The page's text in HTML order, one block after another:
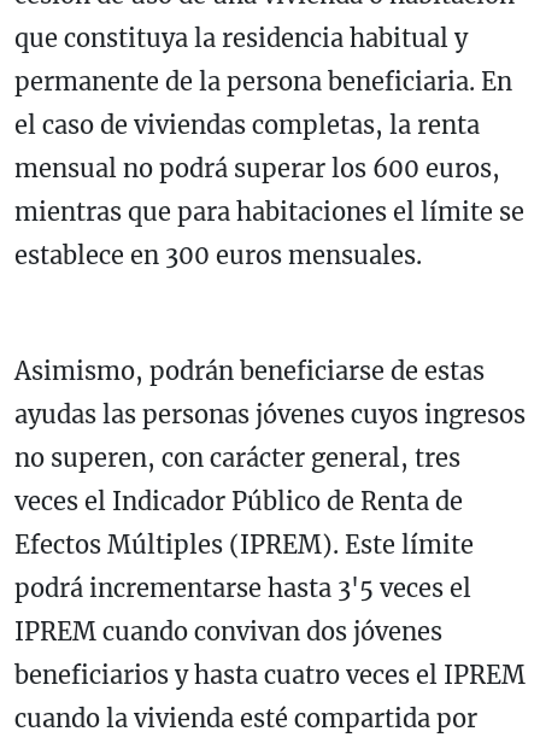
que constituya la residencia habitual y
permanente de la persona beneficiaria. En
el caso de viviendas completas, la renta
mensual no podrá superar los 600 euros,
mientras que para habitaciones el límite se
establece en 300 euros mensuales.
Asimismo, podrán beneficiarse de estas
ayudas las personas jóvenes cuyos ingresos
no superen, con carácter general, tres
veces el Indicador Público de Renta de
Efectos Múltiples (IPREM). Este límite
podrá incrementarse hasta 3'5 veces el
IPREM cuando convivan dos jóvenes
beneficiarios y hasta cuatro veces el IPREM
cuando la vivienda esté compartida por